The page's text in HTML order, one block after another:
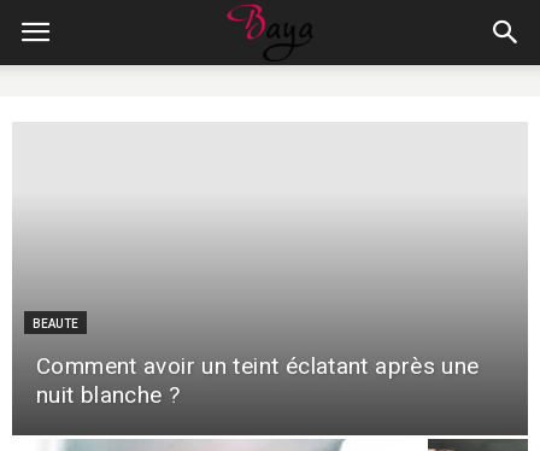
BEAUTE
Comment avoir un teint éclatant après une
nuit blanche ?